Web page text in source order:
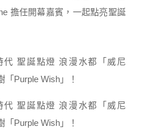
擔任開幕嘉賓，一起點亮聖誕